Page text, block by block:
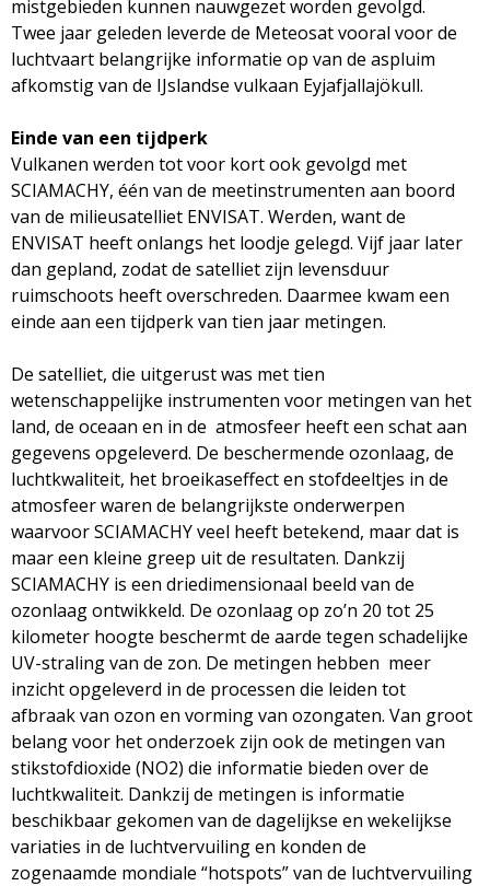
mistgebieden kunnen nauwgezet worden gevolgd.
Twee jaar geleden leverde de Meteosat vooral voor de
luchtvaart belangrijke informatie op van de aspluim
afkomstig van de IJslandse vulkaan Eyjafjallajökull.
Einde van een tijdperk
Vulkanen werden tot voor kort ook gevolgd met
SCIAMACHY, één van de meetinstrumenten aan boord
van de milieusatelliet ENVISAT. Werden, want de
ENVISAT heeft onlangs het loodje gelegd. Vijf jaar later
dan gepland, zodat de satelliet zijn levensduur
ruimschoots heeft overschreden. Daarmee kwam een
einde aan een tijdperk van tien jaar metingen.
De satelliet, die uitgerust was met tien
wetenschappelijke instrumenten voor metingen van het
land, de oceaan en in de atmosfeer heeft een schat aan
gegevens opgeleverd. De beschermende ozonlaag, de
luchtkwaliteit, het broeikaseffect en stofdeeltjes in de
atmosfeer waren de belangrijkste onderwerpen
waarvoor SCIAMACHY veel heeft betekend, maar dat is
maar een kleine greep uit de resultaten. Dankzij
SCIAMACHY is een driedimensionaal beeld van de
ozonlaag ontwikkeld. De ozonlaag op zo’n 20 tot 25
kilometer hoogte beschermt de aarde tegen schadelijke
UV-straling van de zon. De metingen hebben meer
inzicht opgeleverd in de processen die leiden tot
afbraak van ozon en vorming van ozongaten. Van groot
belang voor het onderzoek zijn ook de metingen van
stikstofdioxide (NO2) die informatie bieden over de
luchtkwaliteit. Dankzij de metingen is informatie
beschikbaar gekomen van de dagelijkse en wekelijkse
variaties in de luchtvervuiling en konden de
zogenaamde mondiale “hotspots” van de luchtvervuiling